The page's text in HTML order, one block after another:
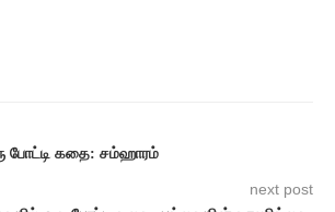
போட்டி கதை: சம்ஹாரம்
next post